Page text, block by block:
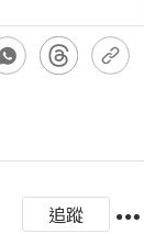
追蹤